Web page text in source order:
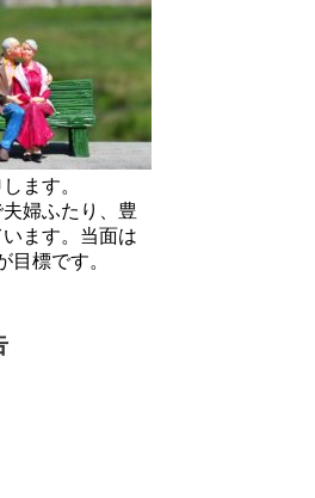
ます。
婦ふたり、豊
ます。当面は
目標です。